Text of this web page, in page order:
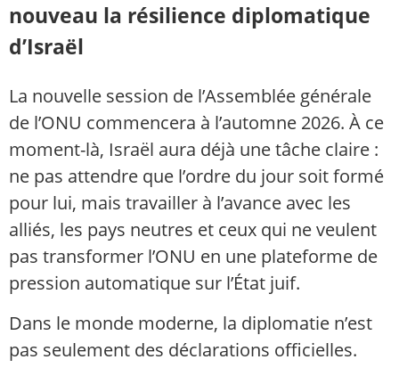
nouveau la résilience diplomatique
d’Israël
La nouvelle session de l’Assemblée générale
de l’ONU commencera à l’automne 2026. À ce
moment-là, Israël aura déjà une tâche claire :
ne pas attendre que l’ordre du jour soit formé
pour lui, mais travailler à l’avance avec les
alliés, les pays neutres et ceux qui ne veulent
pas transformer l’ONU en une plateforme de
pression automatique sur l’État juif.
Dans le monde moderne, la diplomatie n’est
pas seulement des déclarations officielles.